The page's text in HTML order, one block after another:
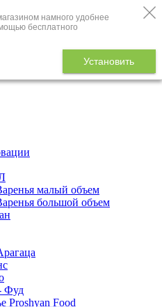
намного удобнее
бесплатного
Установить
малый объем
большой объем
Фуд
Proshyan Food